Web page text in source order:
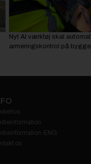
Nyt AI værktøj skal
armeringskontrol på
ENG
os